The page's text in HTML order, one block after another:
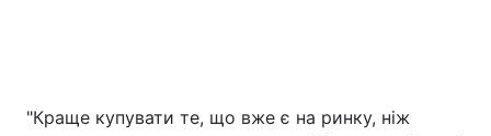
"Краще купувати те, що вже є на ринку, ніж